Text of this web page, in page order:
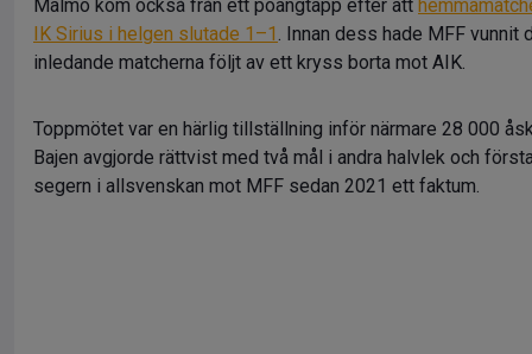
Malmö kom också från ett poängtapp efter att
IK Sirius i helgen slutade 1–1 . Innan dess hade MFF vunnit
inledande matcherna följt av ett kryss borta mot AIK.
Toppmötet var en härlig tillställning inför närmare 28 000
Bajen avgjorde rättvist med två mål i andra halvlek och
segern i allsvenskan mot MFF sedan 2021 ett faktum.